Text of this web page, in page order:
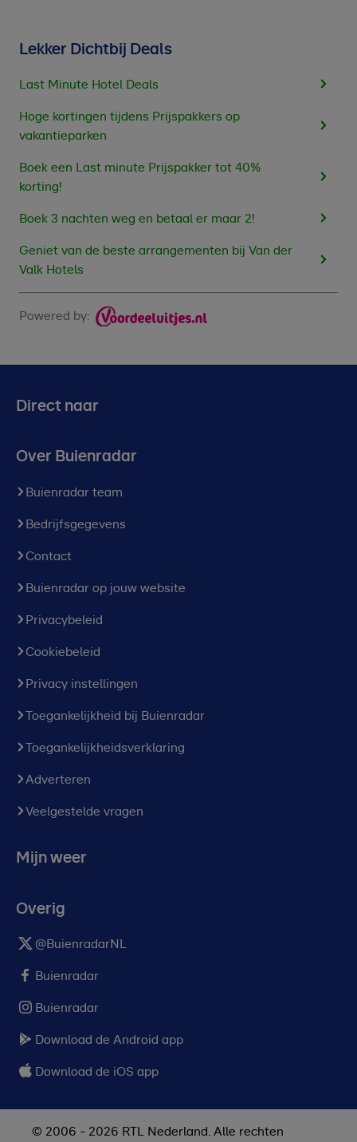
Lekker Dichtbij Deals
Last Minute Hotel Deals
Hoge kortingen tijdens Prijspakkers op
vakantieparken
Boek een Last minute Prijspakker tot 40%
korting!
Boek 3 nachten weg en betaal er maar 2!
Geniet van de beste arrangementen bij Van der
Valk Hotels
Powered by:
Direct naar
Over Buienradar
Buienradar team
Bedrijfsgegevens
Contact
Buienradar op jouw website
Privacybeleid
Cookiebeleid
Privacy instellingen
Toegankelijkheid bij Buienradar
Toegankelijkheidsverklaring
Adverteren
Veelgestelde vragen
Mijn weer
Overig
@BuienradarNL
Buienradar
Buienradar
Download de Android app
Download de iOS app
© 2006 - 2026 RTL Nederland. Alle rechten